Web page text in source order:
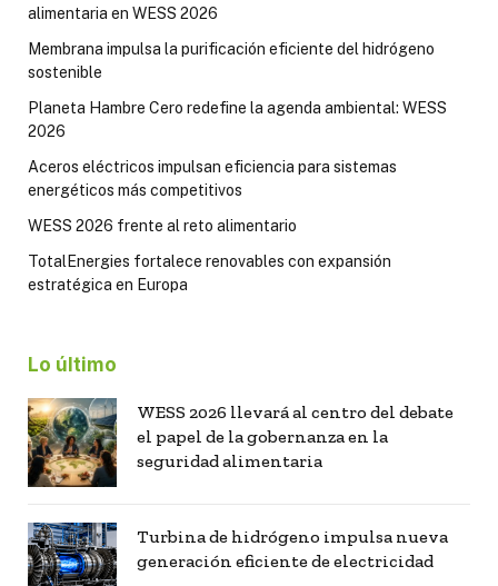
alimentaria en WESS 2026
Membrana impulsa la purificación eficiente del hidrógeno
sostenible
Planeta Hambre Cero redefine la agenda ambiental: WESS
2026
Aceros eléctricos impulsan eficiencia para sistemas
energéticos más competitivos
WESS 2026 frente al reto alimentario
TotalEnergies fortalece renovables con expansión
estratégica en Europa
Lo último
WESS 2026 llevará al centro del debate
el papel de la gobernanza en la
seguridad alimentaria
Turbina de hidrógeno impulsa nueva
generación eficiente de electricidad